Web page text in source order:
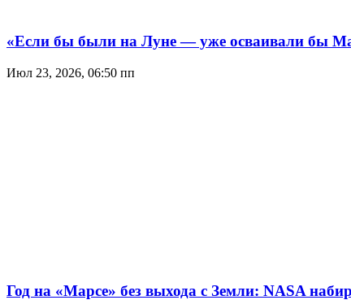
«Если бы были на Луне — уже осваивали бы
Июл 23, 2026, 06:50 пп
Год на «Марсе» без выхода с Земли: NASA